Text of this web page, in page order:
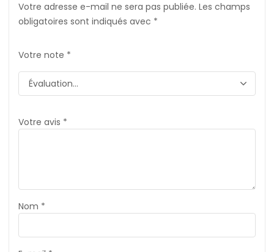
Votre adresse e-mail ne sera pas publiée. Les champs
obligatoires sont indiqués avec *
Votre note *
Votre avis *
Nom *